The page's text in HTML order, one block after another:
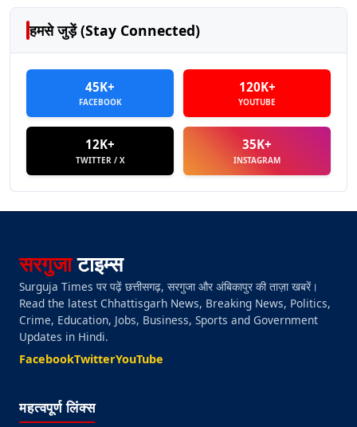
हमसे जुड़ें (Stay Connected)
45K+
FACEBOOK
120K+
YOUTUBE
12K+
TWITTER / X
35K+
INSTAGRAM
सरगुजाटाइम्स
Surguja Times पर पढ़ें छत्तीसगढ़, सरगुजा और अंबिकापुर की ताज़ा खबरें।
Read the latest Chhattisgarh News, Breaking News, Politics,
Crime, Education, Jobs, Business, Sports and Government
Updates in Hindi.
FacebookTwitterYouTube
महत्वपूर्ण लिंक्स